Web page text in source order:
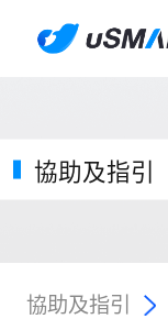
協助及指引
協助及指引